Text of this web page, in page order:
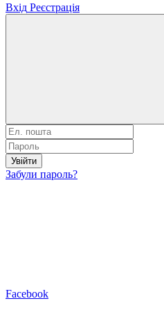
Вхід Реєстрація
Увійти
Забули пароль?
Facebook